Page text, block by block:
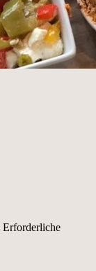
Erforderliche